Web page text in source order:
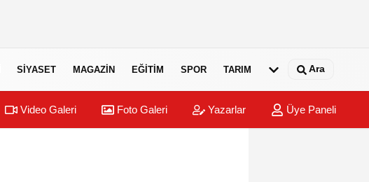
SIYASET MAGAZIN EĞITIM SPOR TARIM Ara
Video Galeri Foto Galeri Yazarlar Üye Paneli